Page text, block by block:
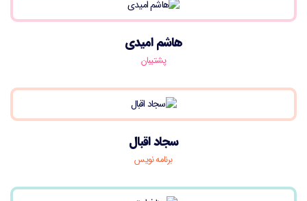
هاشم امیدی
پشتیبان
سجاد اقبال
برنامه نویس